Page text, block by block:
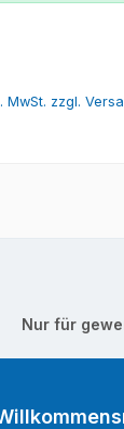
Preis:
MwSt. zzgl.
Nur für